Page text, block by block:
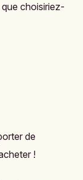
choisiriez-
de
!